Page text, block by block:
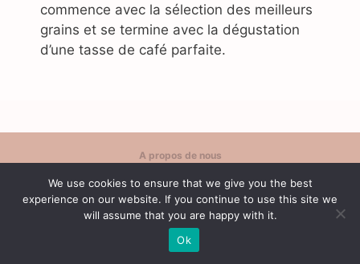
commence avec la sélection des meilleurs
grains et se termine avec la dégustation
d’une tasse de café parfaite.
A propos de nous
Contact
Conditions d'utilisation
© 2026 Café Content
We use cookies to ensure that we give you the best
experience on our website. If you continue to use this site we
will assume that you are happy with it.
Ok